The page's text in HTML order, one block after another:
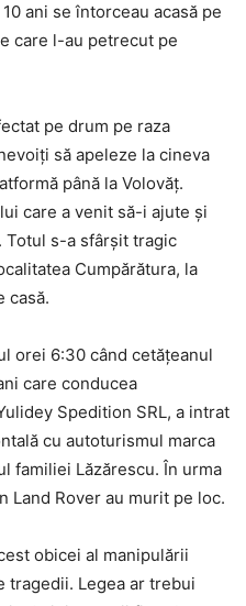
ani se întorceau acasă pe
care l-au petrecut pe
pe drum pe raza
să apeleze la cineva
până la Volovăț.
care a venit să-i ajute și
Totul s-a sfârșit tragic
Cumpărătura, la
casă.
orei 6:30 când cetățeanul
care conducea
Spedition SRL, a intrat
cu autoturismul marca
familiei Lăzărescu. În urma
Land Rover au murit pe loc.
obicei al manipulării
tragedii. Legea ar trebui